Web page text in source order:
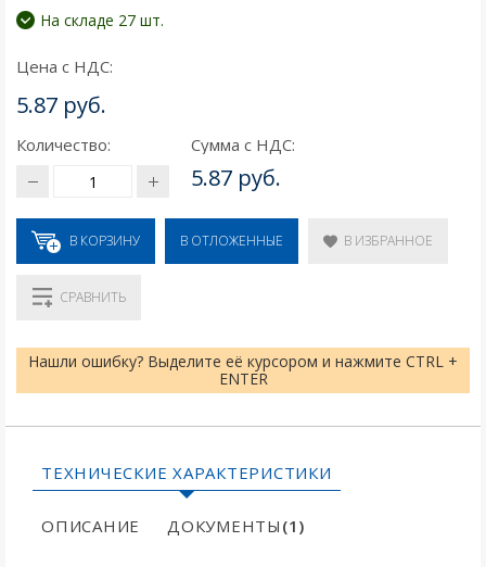
На складе 27 шт.
Цена с НДС:
5.87 руб.
Количество: Сумма с НДС:
5.87 руб.
В КОРЗИНУ В ОТЛОЖЕННЫЕ В ИЗБРАННОЕ
СРАВНИТЬ
Нашли ошибку? Выделите её курсором и нажмите CTRL +
ENTER
ТЕХНИЧЕСКИЕ ХАРАКТЕРИСТИКИ
ОПИСАНИЕ ДОКУМЕНТЫ (1)